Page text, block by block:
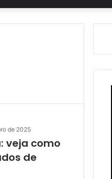
de 2025
veja como
de